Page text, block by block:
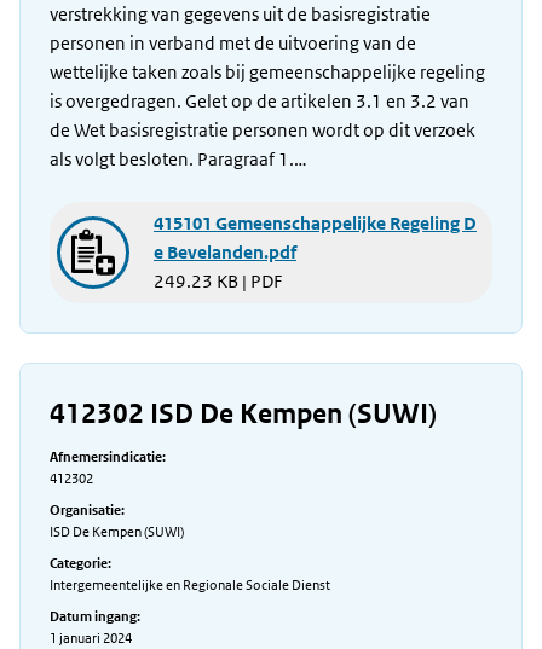
verstrekking van gegevens uit de basisregistratie
personen in verband met de uitvoering van de
wettelijke taken zoals bij gemeenschappelijke regeling
is overgedragen. Gelet op de artikelen 3.1 en 3.2 van
de Wet basisregistratie personen wordt op dit verzoek
als volgt besloten. Paragraaf 1.…
415101 Gemeenschappelijke Regeling D
e Bevelanden.pdf
249.23 KB | PDF
412302 ISD De Kempen (SUWI)
Afnemersindicatie:
412302
Organisatie:
ISD De Kempen (SUWI)
Categorie:
Intergemeentelijke en Regionale Sociale Dienst
Datum ingang:
1 januari 2024